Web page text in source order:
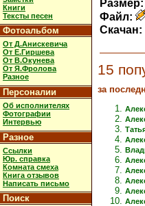
Книги
Тексты песен
Фотоальбом
От Д.Анискевича
От Е.Гиршева
От В.Окунева
От Я.Фролова
Разное
Персоналии
Об исполнителях
Фотографии
Интервью
Разное
Ссылки
Юр. справка
Комната смеха
Книга отзывов
Написать письмо
Поиск
Размер:
Файл:
Скачан:
15
за